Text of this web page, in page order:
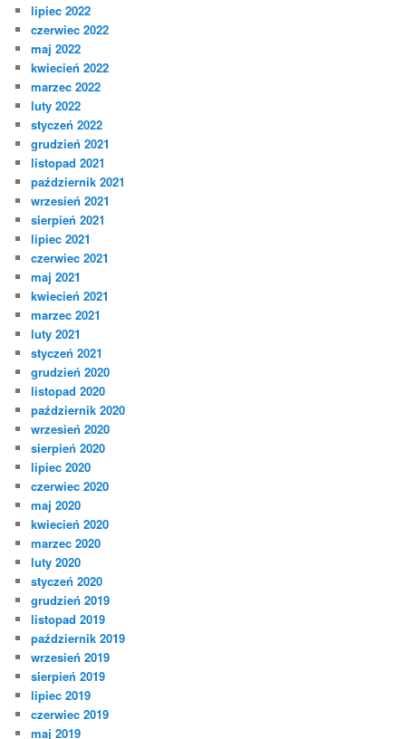
lipiec 2022
czerwiec 2022
maj 2022
kwiecień 2022
marzec 2022
luty 2022
styczeń 2022
grudzień 2021
listopad 2021
październik 2021
wrzesień 2021
sierpień 2021
lipiec 2021
czerwiec 2021
maj 2021
kwiecień 2021
marzec 2021
luty 2021
styczeń 2021
grudzień 2020
listopad 2020
październik 2020
wrzesień 2020
sierpień 2020
lipiec 2020
czerwiec 2020
maj 2020
kwiecień 2020
marzec 2020
luty 2020
styczeń 2020
grudzień 2019
listopad 2019
październik 2019
wrzesień 2019
sierpień 2019
lipiec 2019
czerwiec 2019
maj 2019